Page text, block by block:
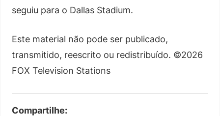
seguiu para o Dallas Stadium.
Este material não pode ser publicado,
transmitido, reescrito ou redistribuído. ©2026
FOX Television Stations
Compartilhe: